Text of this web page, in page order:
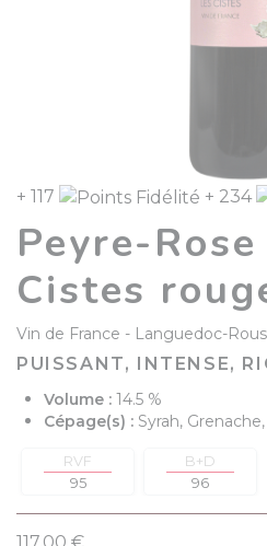
+ 117 + 234
Peyre-Rose
Cistes
Vin de France Languedoc-
PUISSANT, INTENSE,
Volume : 14.5 %
Cépage(s) : Syrah,
RVF
95
B+D
96